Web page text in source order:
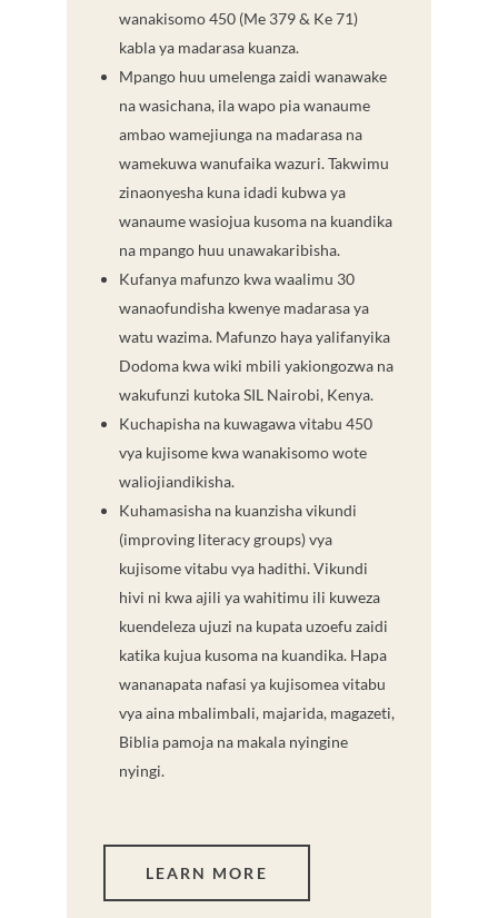
wanakisomo 450 (Me 379 & Ke 71)
kabla ya madarasa kuanza.
Mpango huu umelenga zaidi wanawake
na wasichana, ila wapo pia wanaume
ambao wamejiunga na madarasa na
wamekuwa wanufaika wazuri. Takwimu
zinaonyesha kuna idadi kubwa ya
wanaume wasiojua kusoma na kuandika
na mpango huu unawakaribisha.
Kufanya mafunzo kwa waalimu 30
wanaofundisha kwenye madarasa ya
watu wazima. Mafunzo haya yalifanyika
Dodoma kwa wiki mbili yakiongozwa na
wakufunzi kutoka SIL Nairobi, Kenya.
Kuchapisha na kuwagawa vitabu 450
vya kujisome kwa wanakisomo wote
waliojiandikisha.
Kuhamasisha na kuanzisha vikundi
(improving literacy groups) vya
kujisome vitabu vya hadithi. Vikundi
hivi ni kwa ajili ya wahitimu ili kuweza
kuendeleza ujuzi na kupata uzoefu zaidi
katika kujua kusoma na kuandika. Hapa
wananapata nafasi ya kujisomea vitabu
vya aina mbalimbali, majarida, magazeti,
Biblia pamoja na makala nyingine
nyingi.
LEARN MORE